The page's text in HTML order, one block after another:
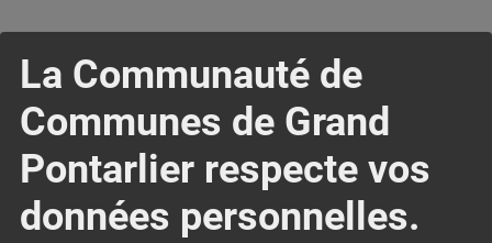
La Communauté de
Communes de Grand
Pontarlier respecte vos
données personnelles.
Par délibération en date du 17 décembre 2015, la
Communauté de Communes du Grand Pontarlier
(CCGP) a prescrit l’élaboration d’un Plan Local
d’Urbanisme intercommunal poursuivant divers objectifs
dont la recherche « d’un développement du territoire
harmonieux en trouvant l’équilibre entre renouvellement